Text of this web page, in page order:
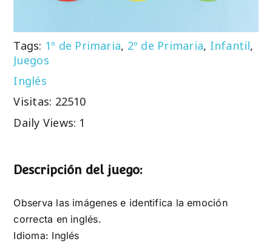
Tags: 1º de Primaria, 2º de Primaria, Infantil,
Juegos
Inglés
Visitas: 22510
Daily Views: 1
Descripción del juego:
Observa las imágenes e identifica la emoción
correcta en inglés.
Idioma: Inglés